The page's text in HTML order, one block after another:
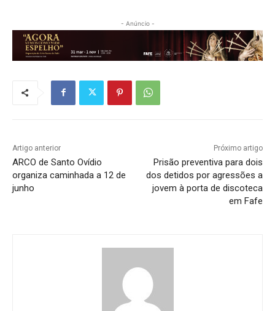
- Anúncio -
Artigo anterior
ARCO de Santo Ovídio
organiza caminhada a 12 de
junho
Próximo artigo
Prisão preventiva para dois
dos detidos por agressões a
jovem à porta de discoteca
em Fafe